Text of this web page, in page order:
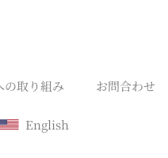
の取り組み お問合わせ
English